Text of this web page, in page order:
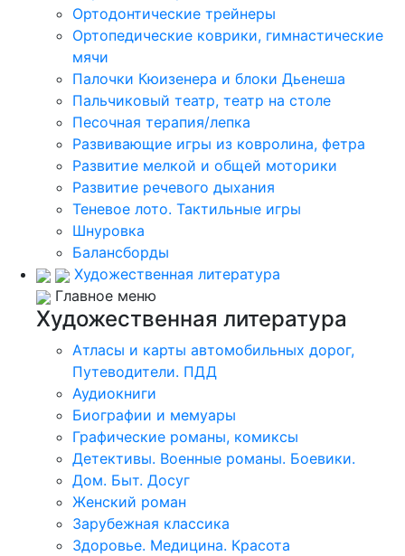
Ортодонтические трейнеры
Ортопедические коврики, гимнастические
мячи
Палочки Кюизенера и блоки Дьенеша
Пальчиковый театр, театр на столе
Песочная терапия/лепка
Развивающие игры из ковролина, фетра
Развитие мелкой и общей моторики
Развитие речевого дыхания
Теневое лото. Тактильные игры
Шнуровка
Балансборды
Художественная литература
Главное меню
Художественная литература
Атласы и карты автомобильных дорог,
Путеводители. ПДД
Аудиокниги
Биографии и мемуары
Графические романы, комиксы
Детективы. Военные романы. Боевики.
Дом. Быт. Досуг
Женский роман
Зарубежная классика
Здоровье. Медицина. Красота